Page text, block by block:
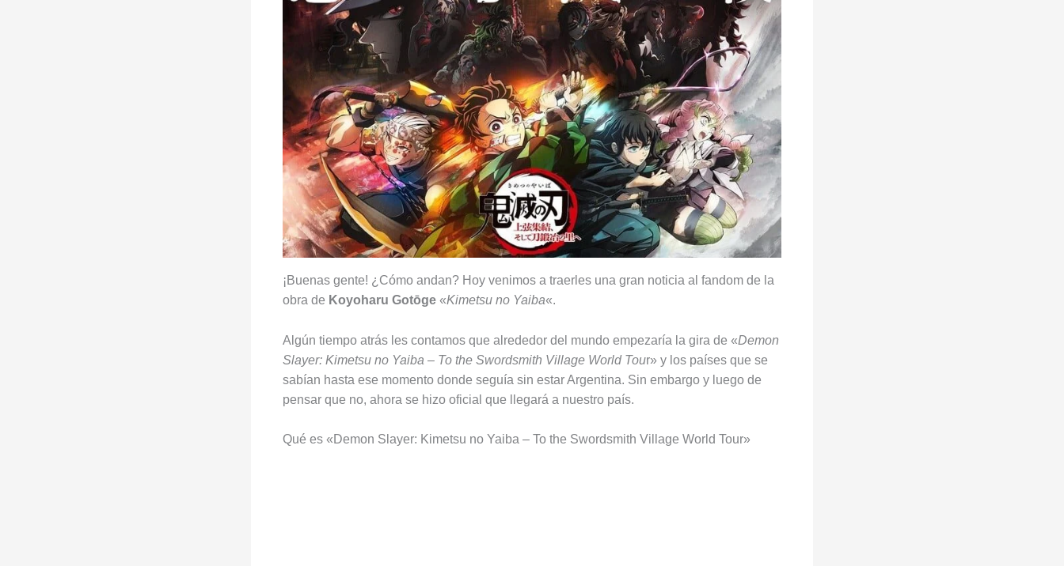
¡Buenas gente! ¿Cómo andan? Hoy venimos a traerles una gran noticia al fandom de la
obra de Koyoharu Gotōge «Kimetsu no Yaiba«.
Algún tiempo atrás les contamos que alrededor del mundo empezaría la gira de «Demon
Slayer: Kimetsu no Yaiba – To the Swordsmith Village World Tour» y los países que se
sabían hasta ese momento donde seguía sin estar Argentina. Sin embargo y luego de
pensar que no, ahora se hizo oficial que llegará a nuestro país.
Qué es «Demon Slayer: Kimetsu no Yaiba – To the Swordsmith Village World Tour»